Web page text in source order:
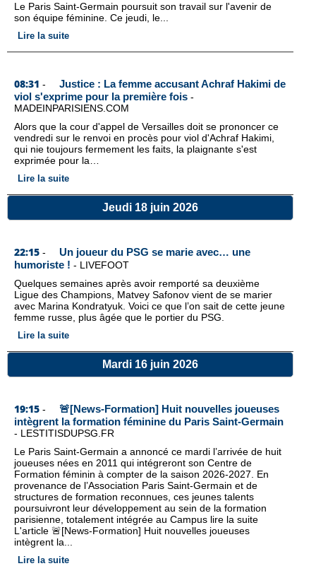
Le Paris Saint-Germain poursuit son travail sur l'avenir de
son équipe féminine. Ce jeudi, le...
Lire la suite
08:31 -
Justice : La femme accusant Achraf Hakimi de
viol s'exprime pour la première fois -
MADEINPARISIENS.COM
Alors que la cour d'appel de Versailles doit se prononcer ce
vendredi sur le renvoi en procès pour viol d'Achraf Hakimi,
qui nie toujours fermement les faits, la plaignante s'est
exprimée pour la…
Lire la suite
Jeudi 18 juin 2026
22:15 -
Un joueur du PSG se marie avec… une
humoriste ! - LIVEFOOT
Quelques semaines après avoir remporté sa deuxième
Ligue des Champions, Matvey Safonov vient de se marier
avec Marina Kondratyuk. Voici ce que l’on sait de cette jeune
femme russe, plus âgée que le portier du PSG.
Lire la suite
Mardi 16 juin 2026
19:15 -
🚨[News-Formation] Huit nouvelles joueuses
intègrent la formation féminine du Paris Saint-Germain
- LESTITISDUPSG.FR
Le Paris Saint-Germain a annoncé ce mardi l’arrivée de huit
joueuses nées en 2011 qui intégreront son Centre de
Formation féminin à compter de la saison 2026-2027. En
provenance de l’Association Paris Saint-Germain et de
structures de formation reconnues, ces jeunes talents
poursuivront leur développement au sein de la formation
parisienne, totalement intégrée au Campus lire la suite
L'article 🚨[News-Formation] Huit nouvelles joueuses
intègrent la...
Lire la suite